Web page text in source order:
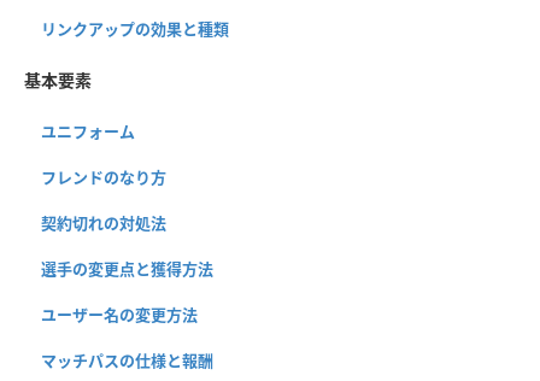
リンクアップの効果と種類
基本要素
ユニフォーム
フレンドのなり方
契約切れの対処法
選手の変更点と獲得方法
ユーザー名の変更方法
マッチパスの仕様と報酬